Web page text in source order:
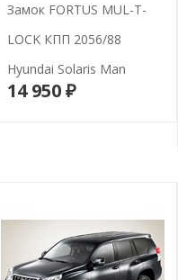
Замок FORTUS MUL-T-
LOCK КПП 2056/88
Hyundai Solaris Man
14 950 ₽В корзину